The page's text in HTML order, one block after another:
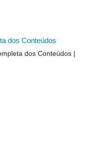
dos Conteúdos
dos Conteúdos